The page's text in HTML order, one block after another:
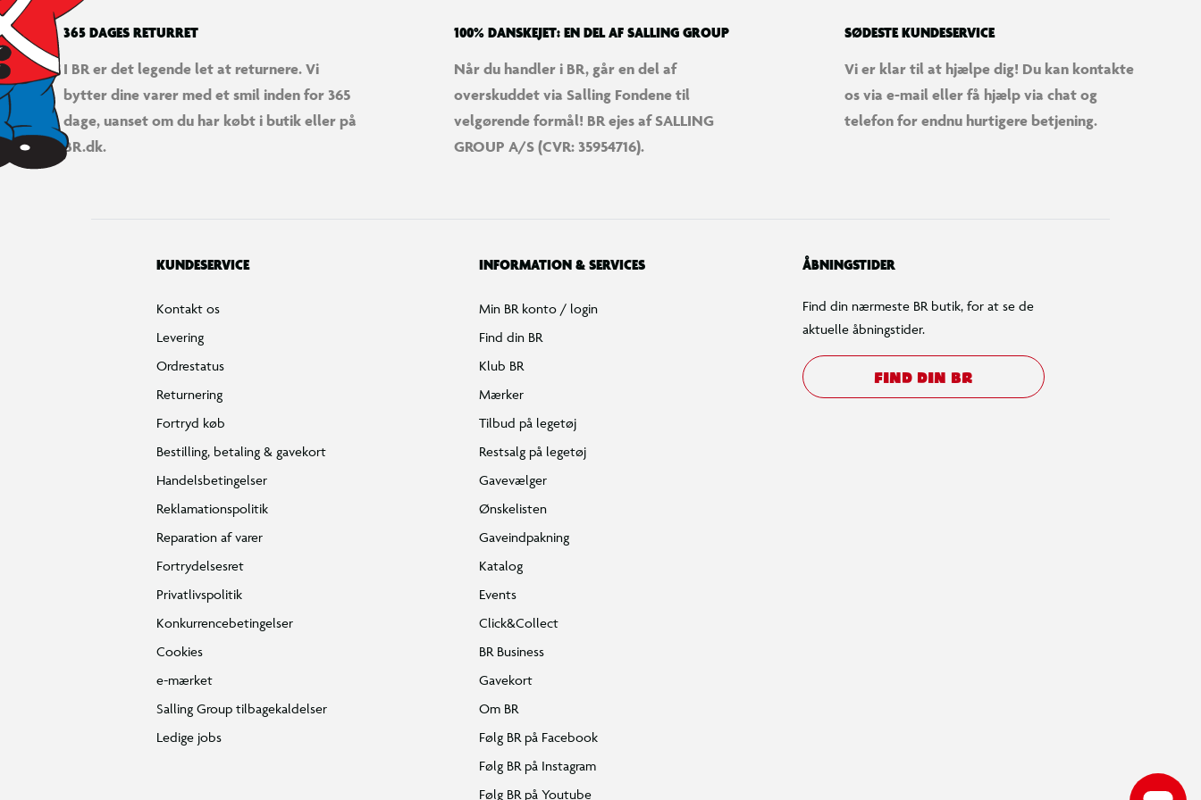
365 DAGES RETURRET
I BR er det legende let at returnere. Vi
bytter dine varer med et smil inden for 365
dage, uanset om du har købt i butik eller på
BR.dk.
100% DANSKEJET: EN DEL AF SALLING GROUP
Når du handler i BR, går en del af
overskuddet via Salling Fondene til
velgørende formål! BR ejes af SALLING
GROUP A/S (CVR: 35954716).
SØDESTE KUNDESERVICE
Vi er klar til at hjælpe dig! Du kan kontakte
os via e-mail eller få hjælp via chat og
telefon for endnu hurtigere betjening.
KUNDESERVICE
Kontakt os
Levering
Ordrestatus
Returnering
Fortryd køb
Bestilling, betaling & gavekort
Handelsbetingelser
Reklamationspolitik
Reparation af varer
Fortrydelsesret
Privatlivspolitik
Konkurrencebetingelser
Cookies
e-mærket
Salling Group tilbagekaldelser
Ledige jobs
INFORMATION & SERVICES
Min BR konto / login
Find din BR
Klub BR
Mærker
Tilbud på legetøj
Restsalg på legetøj
Gavevælger
Ønskelisten
Gaveindpakning
Katalog
Events
Click&Collect
BR Business
Gavekort
Om BR
Følg BR på Facebook
Følg BR på Instagram
Følg BR på Youtube
ÅBNINGSTIDER
Find din nærmeste BR butik, for at se de
aktuelle åbningstider.
FIND DIN BR